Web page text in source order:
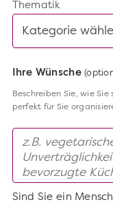
Thematik
Ihre Wünsche
Beschreiben Sie, wie
perfekt für Sie
Sind Sie ein